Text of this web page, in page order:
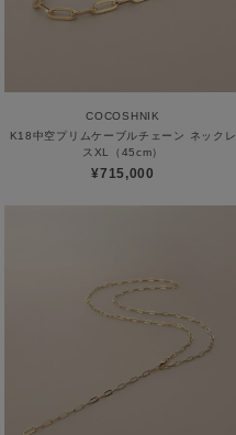
COCOSHNIK
K18中空プリムケーブルチェーン ネックレ
スXL（45cm）
¥715,000